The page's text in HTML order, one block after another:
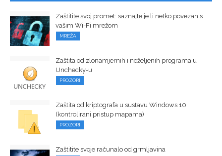
Zaštitite svoj promet: saznajte je li netko povezan s
vašim Wi-Fi mrežom
MREŽA
Zaštita od zlonamjernih i neželjenih programa u
Unchecky-u
PROZORI
Zaštita od kriptografa u sustavu Windows 10
(kontrolirani pristup mapama)
PROZORI
Zaštitite svoje računalo od grmljavina